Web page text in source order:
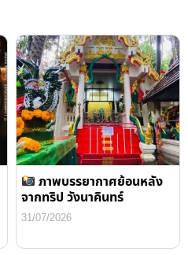
ภาพบรรยากาศย้อนหลัง
จากทริป วังนาคินทร์
31/07/2026